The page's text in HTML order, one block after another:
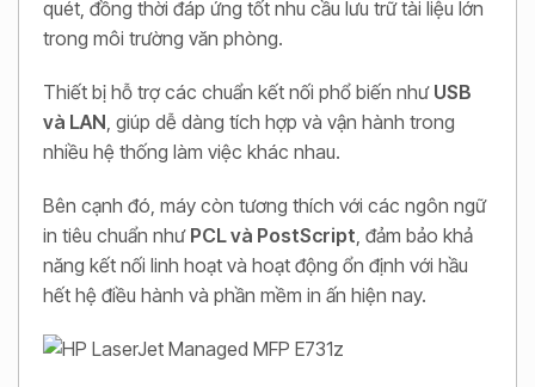
quét, đồng thời đáp ứng tốt nhu cầu lưu trữ tài liệu lớn
trong môi trường văn phòng.
Thiết bị hỗ trợ các chuẩn kết nối phổ biến như USB
và LAN, giúp dễ dàng tích hợp và vận hành trong
nhiều hệ thống làm việc khác nhau.
Bên cạnh đó, máy còn tương thích với các ngôn ngữ
in tiêu chuẩn như PCL và PostScript, đảm bảo khả
năng kết nối linh hoạt và hoạt động ổn định với hầu
hết hệ điều hành và phần mềm in ấn hiện nay.